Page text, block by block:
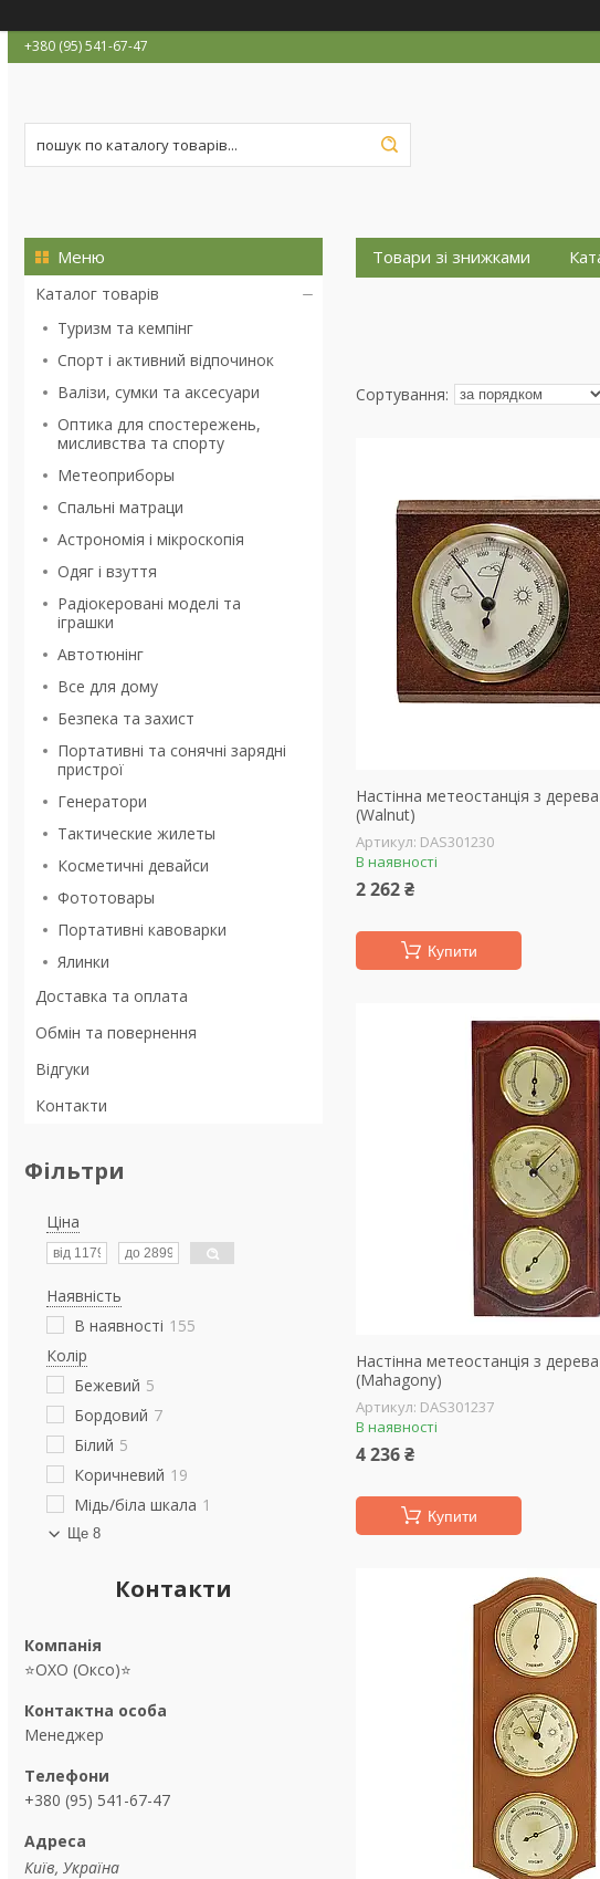
+380 (95) 541-67-47
Каталог товарів
Туризм та кемпінг
Спорт і активний відпочинок
Валізи, сумки та аксесуари
Оптика для спостережень,
мисливства та спорту
Метеоприборы
Спальні матраци
Астрономія і мікроскопія
Одяг і взуття
Радіокеровані моделі та
іграшки
Автотюнінг
Все для дому
Безпека та захист
Портативні та сонячні зарядні
пристрої
Генератори
Тактические жилеты
Косметичні девайси
Фототовары
Портативні кавоварки
Ялинки
Доставка та оплата
Обмін та повернення
Відгуки
Контакти
Фільтри
Ціна
Наявність
В наявності 155
Колір
Бежевий 5
Бордовий 7
Білий 5
Коричневий 19
Мідь/біла шкала 1
Ще 8
Контакти
⭐OXO (Оксо)⭐
Менеджер
+380 (95) 541-67-47
Київ, Україна
Товари зі знижками
Настінна метеостанція з
(Walnut)
DAS301230
В наявності
2 262 ₴
Купити
Настінна метеостанція з
(Mahagony)
DAS301237
В наявності
4 236 ₴
Купити